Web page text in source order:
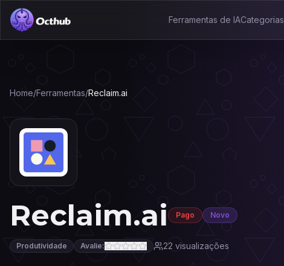
Ferramentas de IACategorias
Home/Ferramentas/Reclaim.ai
Reclaim.ai Pago Novo
Produtividade Avalie: 22 visualizações